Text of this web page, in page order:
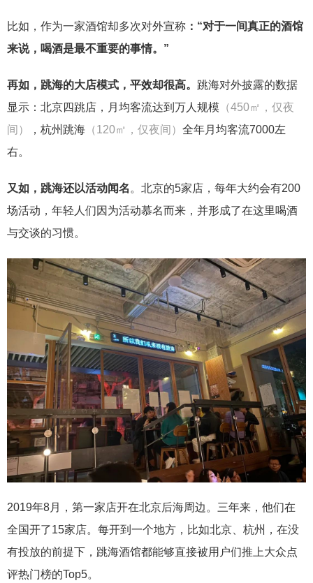
比如，作为一家酒馆却多次对外宣称 ：“对于一间真正的酒馆
来说，喝酒是最不重要的事情。”
再如，跳海的大店模式，平效却很高。 跳海对外披露的数据
显示：北京四跳店，月均客流达到万人规模 （450㎡，仅夜
间）
，杭州跳海 （120㎡，仅夜间） 全年月均客流7000左
右。
又如，跳海还以活动闻名 。北京的5家店，每年大约会有200
场活动，年轻人们因为活动慕名而来，并形成了在这里喝酒
与交谈的习惯。
2019年8月，第一家店开在北京后海周边。三年来，他们在
全国开了15家店。每开到一个地方，比如北京、杭州，在没
有投放的前提下，跳海酒馆都能够直接被用户们推上大众点
评热门榜的Top5。